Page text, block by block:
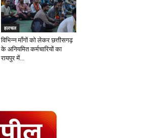
हलचल
विभिन्न माँगों को लेकर छत्तीसगढ़
के अनियमित कर्मचारियों का
रायपुर में...